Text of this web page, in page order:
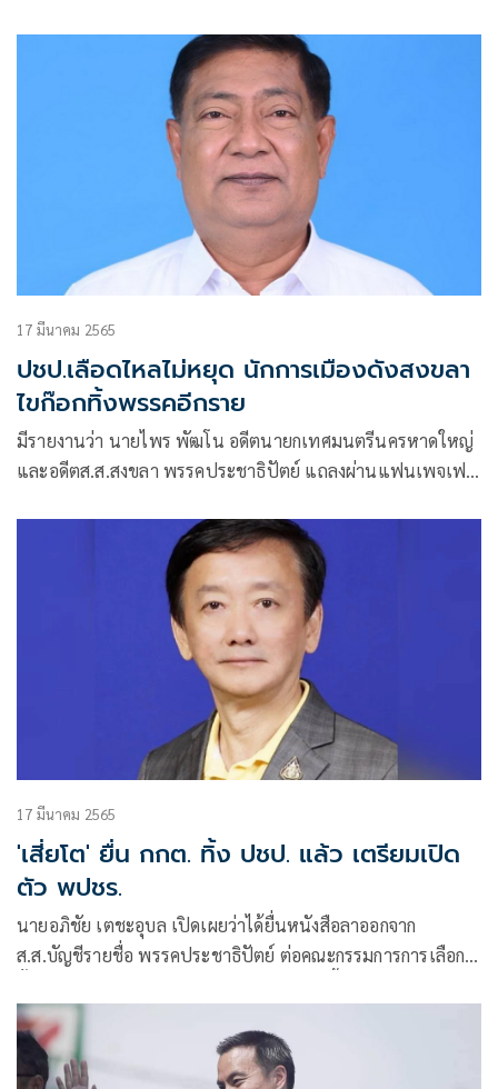
แก้วผลึก ที่ลาออกจากสมาชิกพรรคประชาธิปัตย์ไปอีกคน
17 มีนาคม 2565
ปชป.เลือดไหล​ไม่หยุด นักการเมืองดังสงขลา​
ไขก๊อกทิ้งพรรคอีกราย
มีรายงานว่า นายไพร พัฒโน อดีตนายกเทศมนตรีนครหาดใหญ่
และอดีตส.ส.สงขลา พรรคประชาธิปัตย์ แถลงผ่านแฟนเพจเฟ
ออก ลงวันที่ 11 มีนาคม 2565 มีรายละเอียดดังนี้
17 มีนาคม 2565
'เสี่ยโต' ยื่น กกต. ทิ้ง ปชป. แล้ว เตรียมเปิด
ตัว พปชร.
นายอภิชัย เตชะอุบล เปิดเผยว่าได้ยื่นหนังสือลาออกจาก
ส.ส.บัญชีรายชื่อ พรรคประชาธิปัตย์ ต่อคณะกรรมการการเลือก